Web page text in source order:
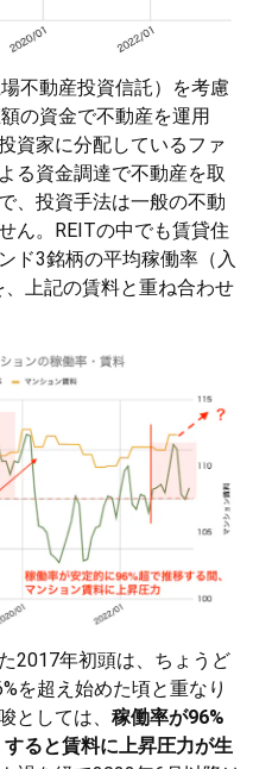
不動産投資信託）を考慮
の資金で不動産を運用
資家に分配しているファ
る資金調達で不動産を取
、投資手法は一般の不動
ん。REITの中でも賃貸住
ド3銘柄の平均稼働率（入
上記の賃料と重ね合わせ
2017年初頭は、ちょうど
を超え始めた頃と重なり
としては、 稼働率が96%
ると賃料に上昇圧力が生